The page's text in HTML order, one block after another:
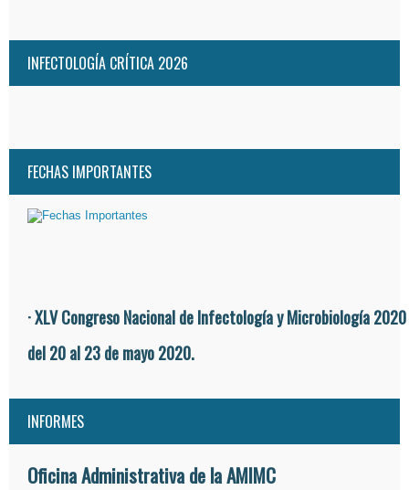
INFECTOLOGÍA CRÍTICA 2026
FECHAS IMPORTANTES
· XLV Congreso Nacional de Infectología y Microbiología 2020
del 20 al 23 de mayo 2020.
INFORMES
Oficina Administrativa de la AMIMC